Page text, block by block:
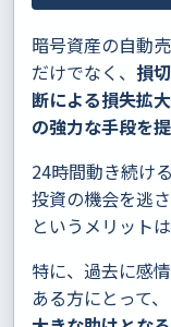
暗号資産の自動
だけでなく、 損
断による損失拡
の強力な手段を提
24時間動き続け
投資の機会を逃
というメリット
特に、過去に感
ある方にとって